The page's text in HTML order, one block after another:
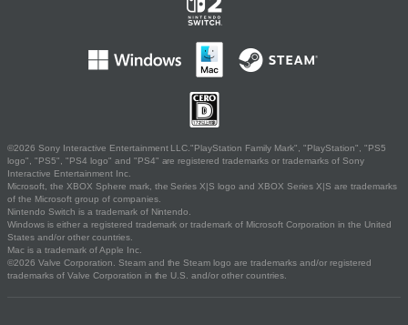
©2026 Sony Interactive Entertainment LLC."PlayStation Family Mark", "PlayStation", "PS5
logo", "PS5", "PS4 logo" and "PS4" are registered trademarks or trademarks of Sony
Interactive Entertainment Inc.
Microsoft, the XBOX Sphere mark, the Series X|S logo and XBOX Series X|S are trademarks
of the Microsoft group of companies.
Nintendo Switch is a trademark of Nintendo.
Windows is either a registered trademark or trademark of Microsoft Corporation in the United
States and/or other countries.
Mac is a trademark of Apple Inc.
©2026 Valve Corporation. Steam and the Steam logo are trademarks and/or registered
trademarks of Valve Corporation in the U.S. and/or other countries.